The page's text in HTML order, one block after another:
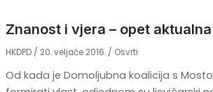
Znanost i vjera – opet
HKDPD / 20. veljače 2016. / Osvrti
Od kada je Domoljubna koalicija s